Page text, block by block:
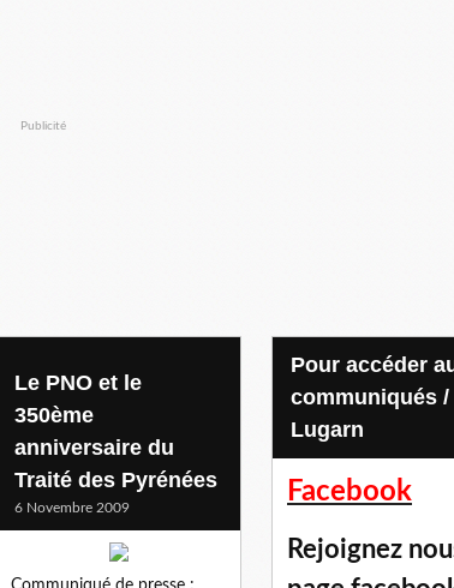
Publicité
Le PNO et le
350ème
anniversaire du
Traité des Pyrénées
6 Novembre 2009
Pour accéder aux
communiqués
Lugarn
Facebook
Rejoignez